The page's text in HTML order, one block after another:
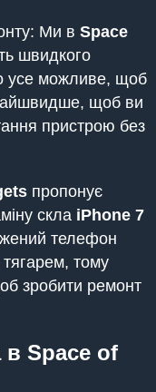
Ми в Space
швидкого
усе можливе, щоб
щоб ви
пристрою без
пропонує
скла iPhone 7
телефон
тому
зробити ремонт
в Space of